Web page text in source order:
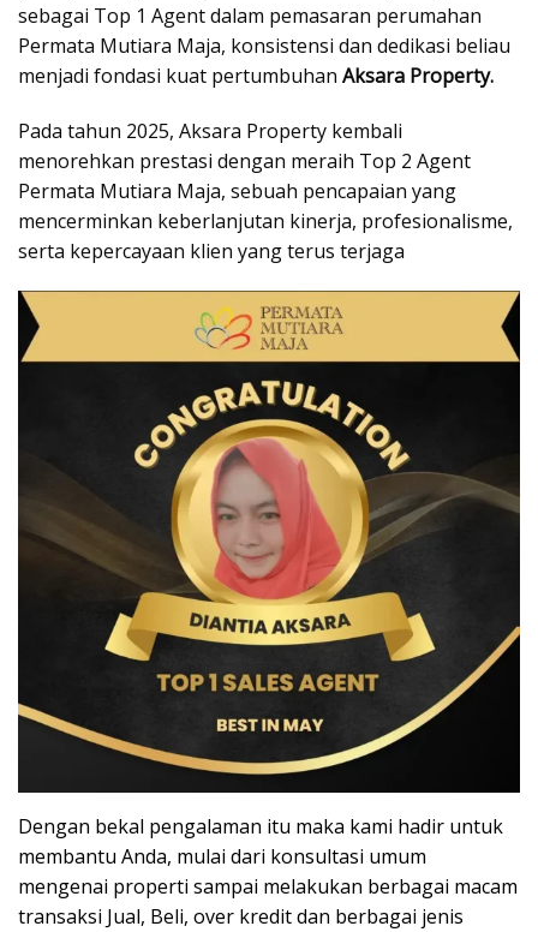
sebagai Top 1 Agent dalam pemasaran perumahan
Permata Mutiara Maja, konsistensi dan dedikasi beliau
menjadi fondasi kuat pertumbuhan Aksara Property.
Pada tahun 2025, Aksara Property kembali
menorehkan prestasi dengan meraih Top 2 Agent
Permata Mutiara Maja, sebuah pencapaian yang
mencerminkan keberlanjutan kinerja, profesionalisme,
serta kepercayaan klien yang terus terjaga
Dengan bekal pengalaman itu maka kami hadir untuk
membantu Anda, mulai dari konsultasi umum
mengenai properti sampai melakukan berbagai macam
transaksi Jual, Beli, over kredit dan berbagai jenis